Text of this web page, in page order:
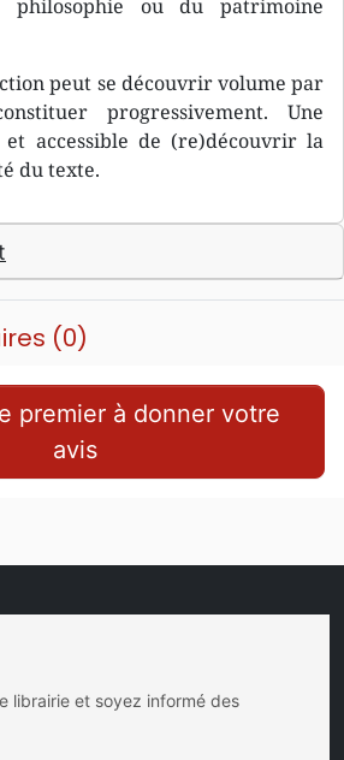
philosophie ou du patrimoine
peut se découvrir volume par
progressivement. Une
accessible de (re)découvrir la
du texte.
(0)
avis
librairie et soyez informé des